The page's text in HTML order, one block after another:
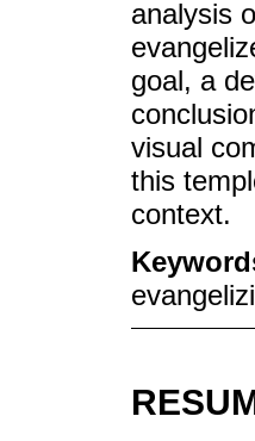
analysis
goal, a
visual
this
context.